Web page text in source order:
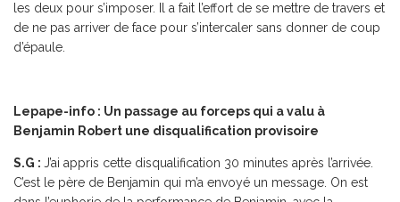
les deux pour s’imposer. Il a fait l’effort de se mettre de travers et
de ne pas arriver de face pour s’intercaler sans donner de coup
d’épaule.
Lepape-info : Un passage au forceps qui a valu à
Benjamin Robert une disqualification provisoire
S.G : J’ai appris cette disqualification 30 minutes après l’arrivée.
C’est le père de Benjamin qui m’a envoyé un message. On est